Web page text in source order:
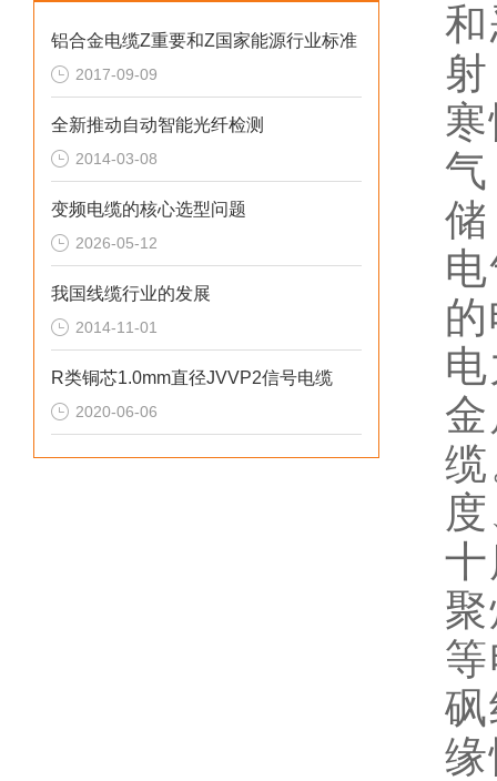
铝合金电缆Z重要和Z国家能源行业标准
2017-09-09
全新推动自动智能光纤检测
2014-03-08
变频电缆的核心选型问题
2026-05-12
我国线缆行业的发展
2014-11-01
R类铜芯1.0mm直径JVVP2信号电缆
2020-06-06